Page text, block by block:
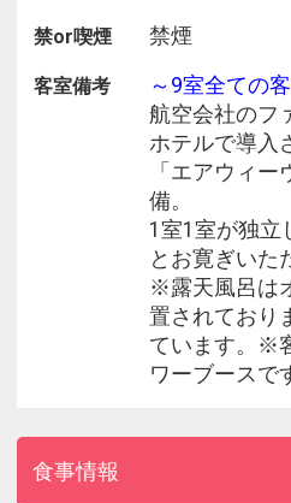
禁or喫煙 禁煙
客室備考
～9室全ての
航空会社のフ
ホテルで導入
「エアウィ
備。
1室1室が独立
とお寛ぎいた
※露天風呂は
置されており
ています。※
ワーブースで
食事情報